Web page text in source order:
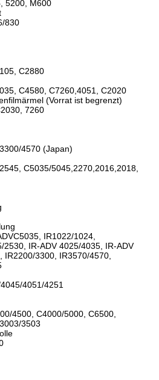
5200, M600
830
C2880
C4580, C7260,4051, C2020
(Vorrat ist begrenzt)
7260
4570 (Japan)
C5035/5045,2270,2016,2018,
IR1022/1024,
IR-ADV 4025/4035, IR-ADV
IR2200/3300, IR3570/4570,
4051/4251
4500, C4000/5000, C6500,
3503